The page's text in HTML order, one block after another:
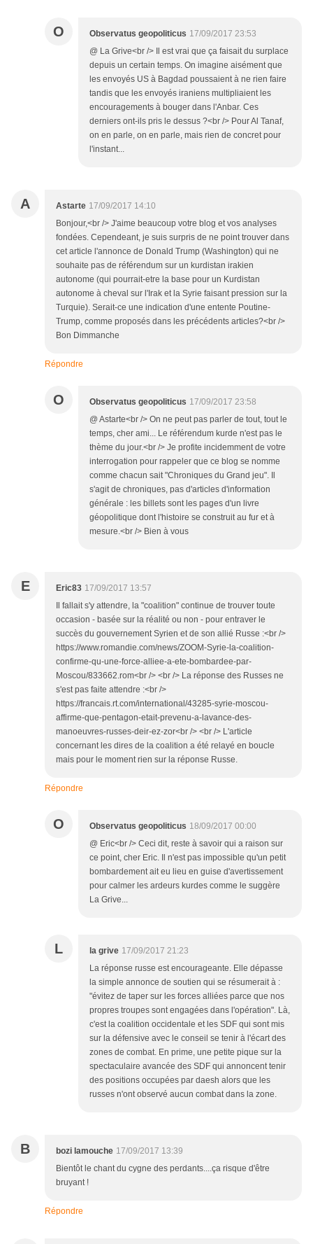
O Observatus geopoliticus 17/09/2017 23:53
@ La Grive<br /> Il est vrai que ça faisait du surplace
depuis un certain temps. On imagine aisément que
les envoyés US à Bagdad poussaient à ne rien faire
tandis que les envoyés iraniens multipliaient les
encouragements à bouger dans l'Anbar. Ces
derniers ont-ils pris le dessus ?<br /> Pour Al Tanaf,
on en parle, on en parle, mais rien de concret pour
l'instant...
A Astarte 17/09/2017 14:10
Bonjour,<br /> J'aime beaucoup votre blog et vos analyses
fondées. Cependeant, je suis surpris de ne point trouver dans
cet article l'annonce de Donald Trump (Washington) qui ne
souhaite pas de référendum sur un kurdistan irakien
autonome (qui pourrait-etre la base pour un Kurdistan
autonome à cheval sur l'Irak et la Syrie faisant pression sur la
Turquie). Serait-ce une indication d'une entente Poutine-
Trump, comme proposés dans les précédents articles?<br />
Bon Dimmanche
Répondre
O Observatus geopoliticus 17/09/2017 23:58
@ Astarte<br /> On ne peut pas parler de tout, tout le
temps, cher ami... Le référendum kurde n'est pas le
thème du jour.<br /> Je profite incidemment de votre
interrogation pour rappeler que ce blog se nomme
comme chacun sait "Chroniques du Grand jeu". Il
s'agit de chroniques, pas d'articles d'information
générale : les billets sont les pages d'un livre
géopolitique dont l'histoire se construit au fur et à
mesure.<br /> Bien à vous
E Eric83 17/09/2017 13:57
Il fallait s'y attendre, la "coalition" continue de trouver toute
occasion - basée sur la réalité ou non - pour entraver le
succès du gouvernement Syrien et de son allié Russe :<br />
https://www.romandie.com/news/ZOOM-Syrie-la-coalition-
confirme-qu-une-force-alliee-a-ete-bombardee-par-
Moscou/833662.rom<br /> <br /> La réponse des Russes ne
s'est pas faite attendre :<br />
https://francais.rt.com/international/43285-syrie-moscou-
affirme-que-pentagon-etait-prevenu-a-lavance-des-
manoeuvres-russes-deir-ez-zor<br /> <br /> L'article
concernant les dires de la coalition a été relayé en boucle
mais pour le moment rien sur la réponse Russe.
Répondre
O Observatus geopoliticus 18/09/2017 00:00
@ Eric<br /> Ceci dit, reste à savoir qui a raison sur
ce point, cher Eric. Il n'est pas impossible qu'un petit
bombardement ait eu lieu en guise d'avertissement
pour calmer les ardeurs kurdes comme le suggère
La Grive...
L la grive 17/09/2017 21:23
La réponse russe est encourageante. Elle dépasse
la simple annonce de soutien qui se résumerait à :
"évitez de taper sur les forces alliées parce que nos
propres troupes sont engagées dans l'opération". Là,
c'est la coalition occidentale et les SDF qui sont mis
sur la défensive avec le conseil se tenir à l'écart des
zones de combat. En prime, une petite pique sur la
spectaculaire avancée des SDF qui annoncent tenir
des positions occupées par daesh alors que les
russes n'ont observé aucun combat dans la zone.
B bozi lamouche 17/09/2017 13:39
Bientôt le chant du cygne des perdants....ça risque d'être
bruyant !
Répondre